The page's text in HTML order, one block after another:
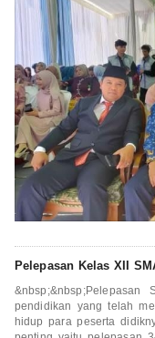
Pelepasan Kelas XII
pendidikan yang telah
hidup para peserta